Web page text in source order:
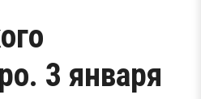
3 января